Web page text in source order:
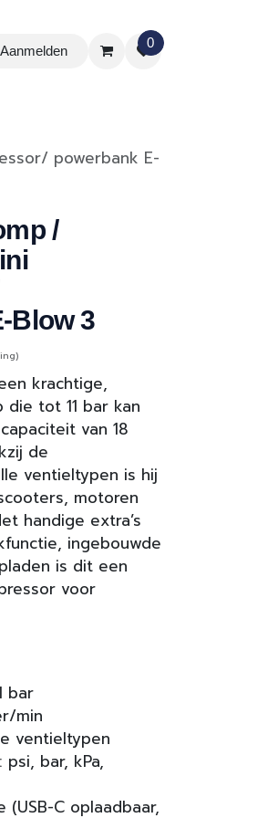
Aanmelden
0
powerbank E-
/
Blow 3
krachtige,
tot 11 bar kan
van 18
de
ventieltypen is hij
motoren
handige extra’s
ingebouwde
is dit een
voor
bar
min
ventieltypen
bar, kPa,
(USB-C oplaadbaar,